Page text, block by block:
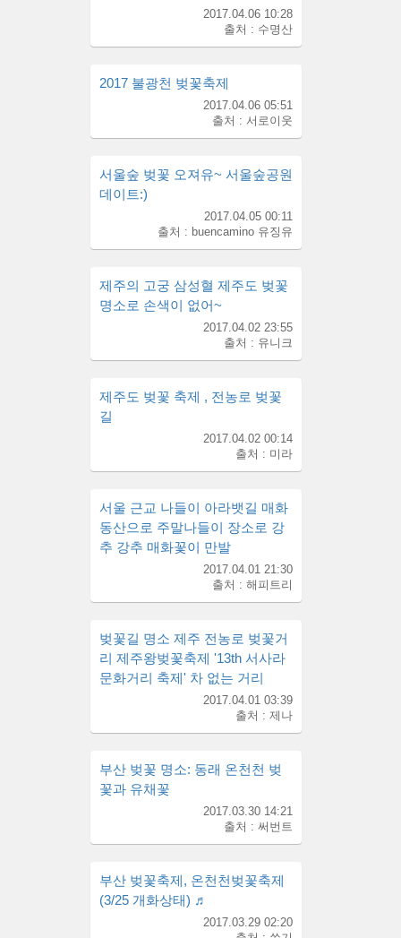
2017.04.06 10:28
출처 : 수명산
2017 불광천 벚꽃축제
2017.04.06 05:51
출처 : 서로이웃
서울숲 벚꽃 오져유~ 서울숲공원
데이트:)
2017.04.05 00:11
출처 : buencamino 유징유
제주의 고궁 삼성혈 제주도 벚꽃
명소로 손색이 없어~
2017.04.02 23:55
출처 : 유니크
제주도 벚꽃 축제 , 전농로 벚꽃
길
2017.04.02 00:14
출처 : 미라
서울 근교 나들이 아라뱃길 매화
동산으로 주말나들이 장소로 강
추 강추 매화꽃이 만발
2017.04.01 21:30
출처 : 해피트리
벚꽃길 명소 제주 전농로 벚꽃거
리 제주왕벚꽃축제 '13th 서사라
문화거리 축제' 차 없는 거리
2017.04.01 03:39
출처 : 제나
부산 벚꽃 명소: 동래 온천천 벚
꽃과 유채꽃
2017.03.30 14:21
출처 : 써번트
부산 벚꽃축제, 온천천벚꽃축제
(3/25 개화상태) ♬
2017.03.29 02:20